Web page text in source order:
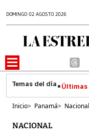
DOMINGO 02 AGOSTO 2026
Inicio> Panamá> Nacional
NACIONAL